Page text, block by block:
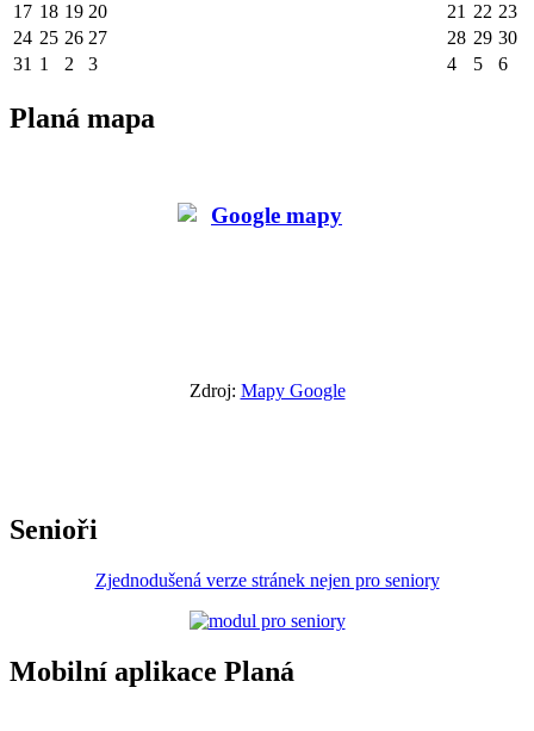
17 18 19 20 21 22 23
24 25 26 27 28 29 30
31 1 2 3 4 5 6
Planá mapa
Zdroj: Mapy Google
Senioři
Zjednodušená verze stránek nejen pro seniory
Mobilní aplikace Planá